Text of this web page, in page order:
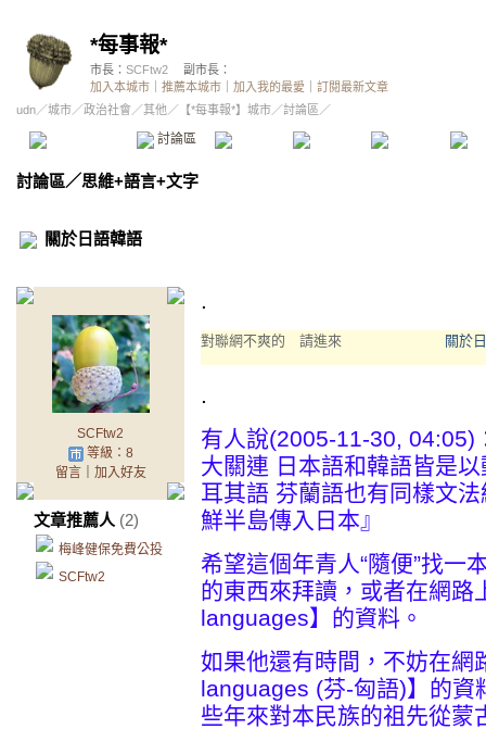
*每事報*
市長： SCFtw2
副市長：
加入本城市
推薦本城市 加入我的最愛
訂閱最新文章
udn／城市／政治社會 ／其他 ／ 【*每事報*】城市／討論區／
討論區 精華區 投票區 影像館
討論區／思維+語言+文字
關於日語韓語
SCFtw2
等級：8
留言｜ 加入好友
文章推薦人 (2)
梅峰健保免費公投
SCFtw2
.
對聯網不爽的 請進來 關於
.
有人說(2005-11-30, 04:05)
大關連 日本語和韓語皆是
耳其語 芬蘭語也有同樣文
鮮半島傳入日本』
希望這個年青人“隨便”找一
的東西來拜讀，或者在網路
languages】的資料。
如果他還有時間，不妨在網
languages (芬-匈語)】的資
些年來對本民族的祖先從蒙